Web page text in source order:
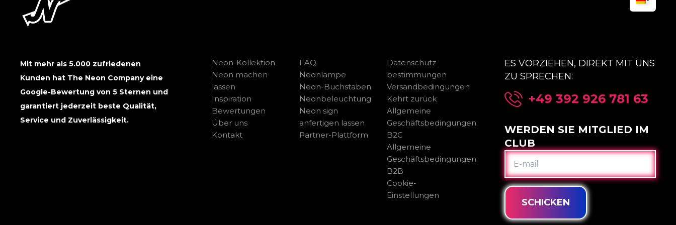
Mit mehr als 5.000 zufriedenen
Kunden hat The Neon Company eine
Google-Bewertung von 5 Sternen und
garantiert jederzeit beste Qualität,
Service und Zuverlässigkeit.
Neon-Kollektion
Neon machen
lassen
Inspiration
Bewertungen
Über uns
Kontakt
FAQ
Neonlampe
Neon-Buchstaben
Neonbeleuchtung
Neon sign
anfertigen lassen
Partner-Plattform
Datenschutz
bestimmungen
Versandbedingungen
Kehrt zurück
Allgemeine
Geschäftsbedingungen
B2C
Allgemeine
Geschäftsbedingungen
B2B
Cookie-
Einstellungen
ES VORZIEHEN, DIREKT MIT UNS
ZU SPRECHEN:
+49 392 926 781 63
WERDEN SIE MITGLIED IM
CLUB
E-
MAIL
SCHICKEN